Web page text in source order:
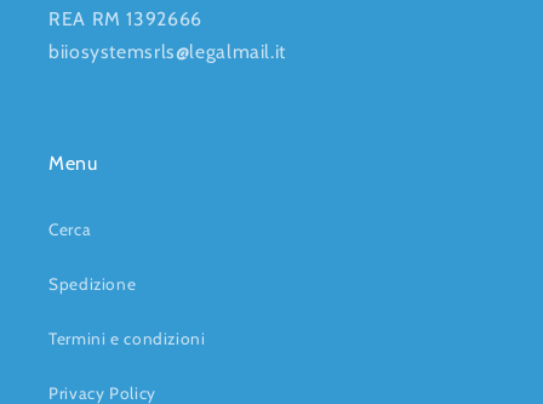
REA RM 1392666
biiosystemsrls@legalmail.it
Menu
Cerca
Spedizione
Termini e condizioni
Privacy Policy